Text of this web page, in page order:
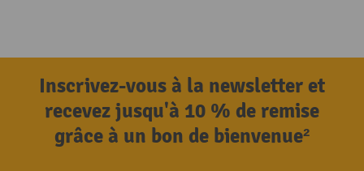
Inscrivez-vous à la newsletter et
recevez jusqu'à 10 % de remise
grâce à un bon de bienvenue²